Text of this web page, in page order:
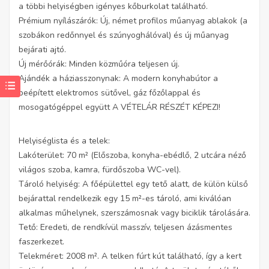
a többi helyiségben igényes kőburkolat található.
Prémium nyílászárók: Új, német profilos műanyag ablakok (a
szobákon redőnnyel és szúnyoghálóval) és új műanyag
bejárati ajtó.
Új mérőórák: Minden közműóra teljesen új.
Ajándék a háziasszonynak: A modern konyhabútor a
beépített elektromos sütővel, gáz főzőlappal és
mosogatógéppel együtt A VÉTELÁR RÉSZÉT KÉPEZI!
Helyiséglista és a telek:
Lakóterület: 70 m² (Előszoba, konyha-ebédlő, 2 utcára néző
világos szoba, kamra, fürdőszoba WC-vel).
Tároló helyiség: A főépülettel egy tető alatt, de külön külső
bejárattal rendelkezik egy 15 m²-es tároló, ami kiválóan
alkalmas műhelynek, szerszámosnak vagy biciklik tárolására.
Tető: Eredeti, de rendkívül masszív, teljesen ázásmentes
faszerkezet.
Telekméret: 2008 m². A telken fúrt kút található, így a kert